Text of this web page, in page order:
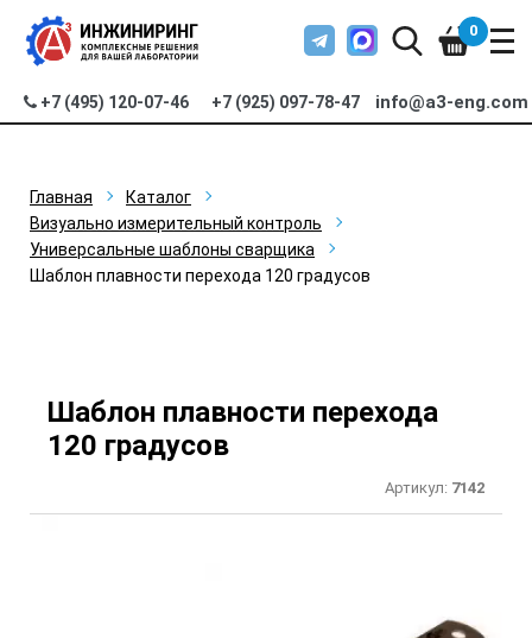
+7 (495) 120-07-46 +7 (925) 097-78-47 info@a3-eng.com
0
Главная
Каталог
Визуально измерительный контроль
Универсальные шаблоны сварщика
Шаблон плавности перехода 120 градусов
Шаблон плавности перехода
120 градусов
Артикул: 7142